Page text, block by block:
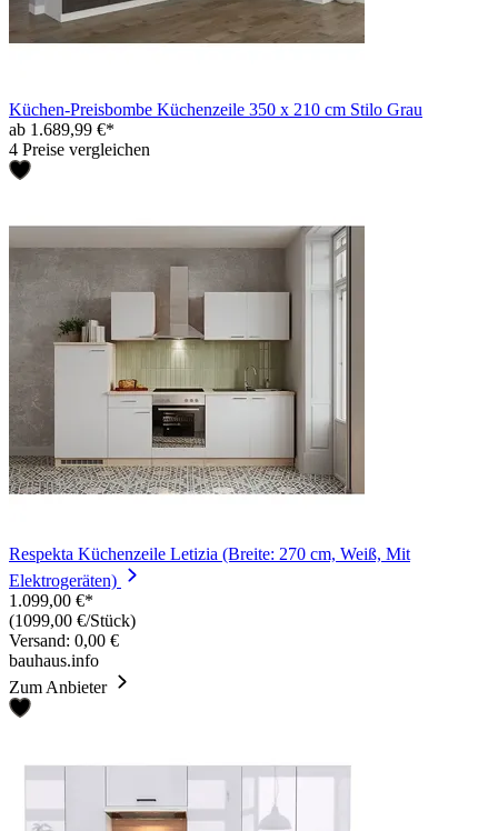
Küchen-Preisbombe Küchenzeile 350 x 210 cm Stilo Grau
ab 1.689,99 €*
4 Preise vergleichen
Respekta Küchenzeile Letizia (Breite: 270 cm, Weiß, Mit
Elektrogeräten)
1.099,00 €*
(1099,00 €/Stück)
Versand: 0,00 €
bauhaus.info
Zum Anbieter